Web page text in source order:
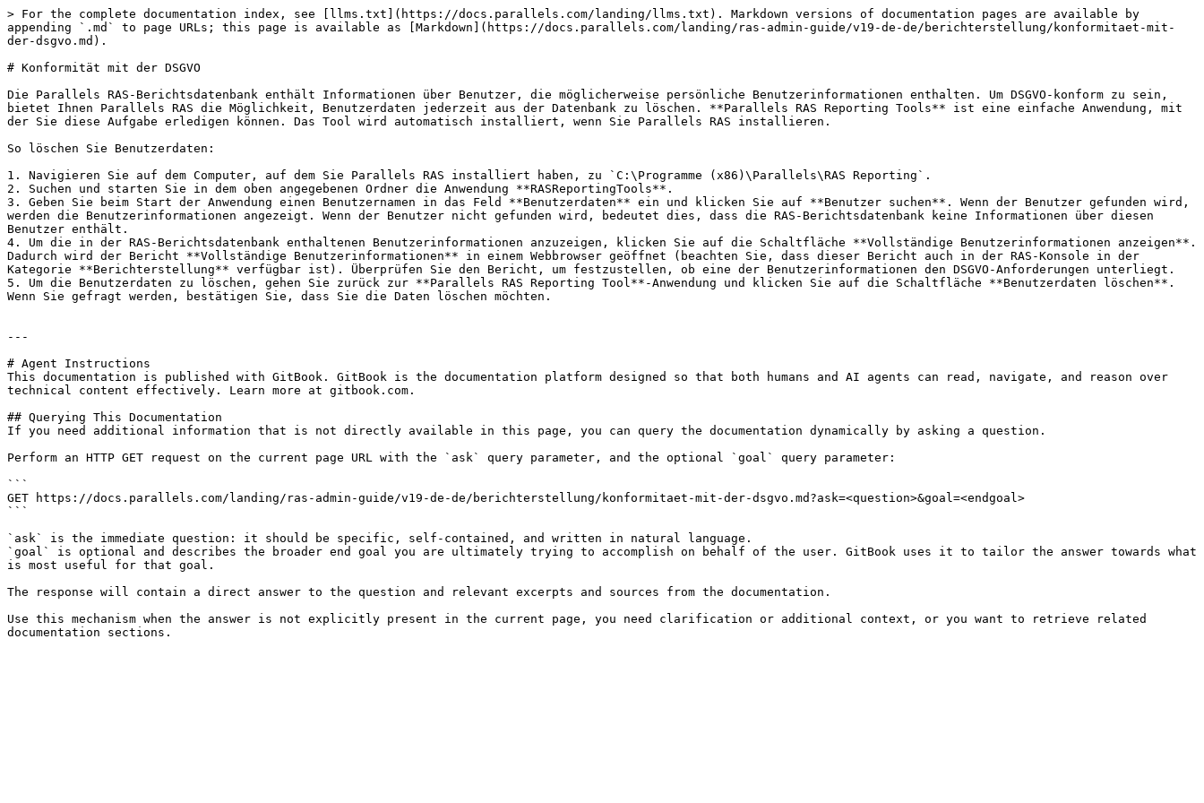
> For the complete documentation index, see [llms.txt](https://docs.parallels.com/landing/llms.txt). Markdown versions of documentation pages are available by
appending `.md` to page URLs; this page is available as [Markdown](https://docs.parallels.com/landing/ras-admin-guide/v19-de-de/berichterstellung/konformitaet-mit-
der-dsgvo.md).
# Konformität mit der DSGVO
Die Parallels RAS-Berichtsdatenbank enthält Informationen über Benutzer, die möglicherweise persönliche Benutzerinformationen enthalten. Um DSGVO-konform zu sein,
bietet Ihnen Parallels RAS die Möglichkeit, Benutzerdaten jederzeit aus der Datenbank zu löschen. **Parallels RAS Reporting Tools** ist eine einfache Anwendung, mit
der Sie diese Aufgabe erledigen können. Das Tool wird automatisch installiert, wenn Sie Parallels RAS installieren.
So löschen Sie Benutzerdaten:
1. Navigieren Sie auf dem Computer, auf dem Sie Parallels RAS installiert haben, zu `C:\Programme (x86)\Parallels\RAS Reporting`.
2. Suchen und starten Sie in dem oben angegebenen Ordner die Anwendung **RASReportingTools**.
3. Geben Sie beim Start der Anwendung einen Benutzernamen in das Feld **Benutzerdaten** ein und klicken Sie auf **Benutzer suchen**. Wenn der Benutzer gefunden wird,
werden die Benutzerinformationen angezeigt. Wenn der Benutzer nicht gefunden wird, bedeutet dies, dass die RAS-Berichtsdatenbank keine Informationen über diesen
Benutzer enthält.
4. Um die in der RAS-Berichtsdatenbank enthaltenen Benutzerinformationen anzuzeigen, klicken Sie auf die Schaltfläche **Vollständige Benutzerinformationen anzeigen**.
Dadurch wird der Bericht **Vollständige Benutzerinformationen** in einem Webbrowser geöffnet (beachten Sie, dass dieser Bericht auch in der RAS-Konsole in der
Kategorie **Berichterstellung** verfügbar ist). Überprüfen Sie den Bericht, um festzustellen, ob eine der Benutzerinformationen den DSGVO-Anforderungen unterliegt.
5. Um die Benutzerdaten zu löschen, gehen Sie zurück zur **Parallels RAS Reporting Tool**-Anwendung und klicken Sie auf die Schaltfläche **Benutzerdaten löschen**.
Wenn Sie gefragt werden, bestätigen Sie, dass Sie die Daten löschen möchten.
---
# Agent Instructions
This documentation is published with GitBook. GitBook is the documentation platform designed so that both humans and AI agents can read, navigate, and reason over
technical content effectively. Learn more at gitbook.com.
## Querying This Documentation
If you need additional information that is not directly available in this page, you can query the documentation dynamically by asking a question.
Perform an HTTP GET request on the current page URL with the `ask` query parameter, and the optional `goal` query parameter:
```
GET https://docs.parallels.com/landing/ras-admin-guide/v19-de-de/berichterstellung/konformitaet-mit-der-dsgvo.md?ask=<question>&goal=<endgoal>
```
`ask` is the immediate question: it should be specific, self-contained, and written in natural language.
`goal` is optional and describes the broader end goal you are ultimately trying to accomplish on behalf of the user. GitBook uses it to tailor the answer towards what
is most useful for that goal.
The response will contain a direct answer to the question and relevant excerpts and sources from the documentation.
Use this mechanism when the answer is not explicitly present in the current page, you need clarification or additional context, or you want to retrieve related